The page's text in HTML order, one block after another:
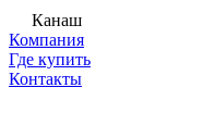
Канаш
Компания
Где купить
Контакты